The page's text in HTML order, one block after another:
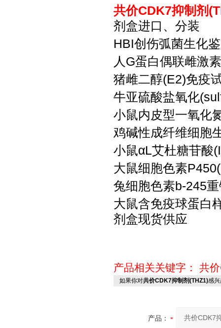
共价CDK7抑制剂
剂盒进口、分装
HBI创伤弧菌生化
人 G蛋白偶联雌激
猪雌二醇(E2)免疫
牛亚硫酸盐氧化
小鼠内皮型一氧化
鸡碱性成纤维细胞
小鼠αL艾杜糖苷酸
大鼠细胞色素
兔细胞色素b-245
大鼠含免疫球蛋白
剂盒现货供应
产品相关关键字： 共
如果你对共价CDK7抑制剂(THZ1)感
产品：